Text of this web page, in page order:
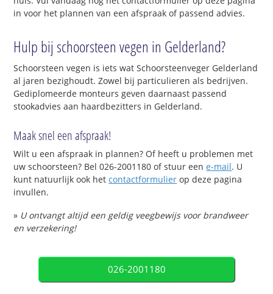
in voor het plannen van een afspraak of passend advies.
Hulp bij schoorsteen vegen in Gelderland?
Schoorsteen vegen is iets wat Schoorsteenveger Gelderland
al jaren bezighoudt. Zowel bij particulieren als bedrijven.
Gediplomeerde monteurs geven daarnaast passend
stookadvies aan haardbezitters in Gelderland.
Maak snel een afspraak!
Wilt u een afspraak in plannen? Of heeft u problemen met
uw schoorsteen? Bel 026-2001180 of stuur eene-mail. U
kunt natuurlijk ook hetcontactformulier op deze pagina
invullen.
» U ontvangt altijd een geldig veegbewijs voor brandweer
en verzekering!
026-2001180